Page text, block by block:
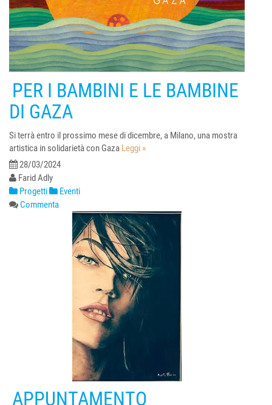
PER I BAMBINI E LE BAMBINE
DI GAZA
Si terrà entro il prossimo mese di dicembre, a Milano, una mostra
artistica in solidarietà con Gaza Leggi »
28/03/2024
Farid Adly
Progetti
Eventi
Commenta
APPUNTAMENTO